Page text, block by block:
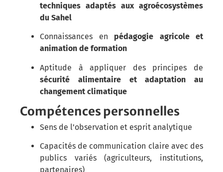
techniques adaptés aux agroécosystèmes
du Sahel
Connaissances en pédagogie agricole et
animation de formation
Aptitude à appliquer des principes de
sécurité alimentaire et adaptation au
changement climatique
Compétences personnelles
Sens de l’observation et esprit analytique
Capacités de communication claire avec des
publics variés (agriculteurs, institutions,
partenaires)